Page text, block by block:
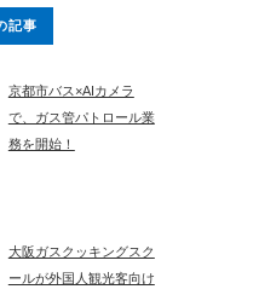
記事
京都市バス×AIカメラ
で、ガス管パトロール業
務を開始！
大阪ガスクッキングスク
ールが外国人観光客向け